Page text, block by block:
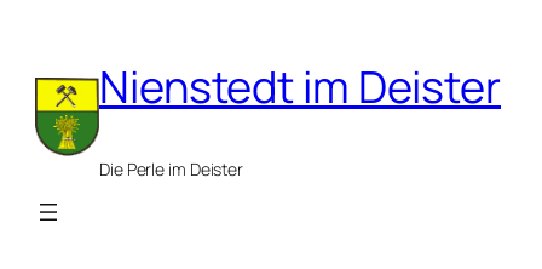
springenNienstedt im Deister
Die Perle im Deister